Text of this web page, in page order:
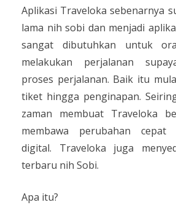
Aplikasi Traveloka sebenarnya
lama nih sobi dan menjadi
sangat dibutuhkan untuk
melakukan perjalanan
proses perjalanan. Baik itu
tiket hingga penginapan.
zaman membuat Traveloka
membawa perubahan cepat
digital. Traveloka juga
terbaru nih Sobi.
Apa itu?